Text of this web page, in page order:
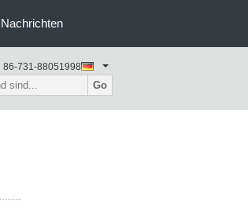
Nachrichten
86-731-88051998
Go